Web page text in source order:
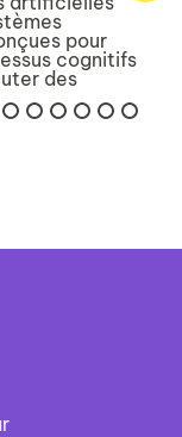
pour
cognitifs
des
Découvrez
à